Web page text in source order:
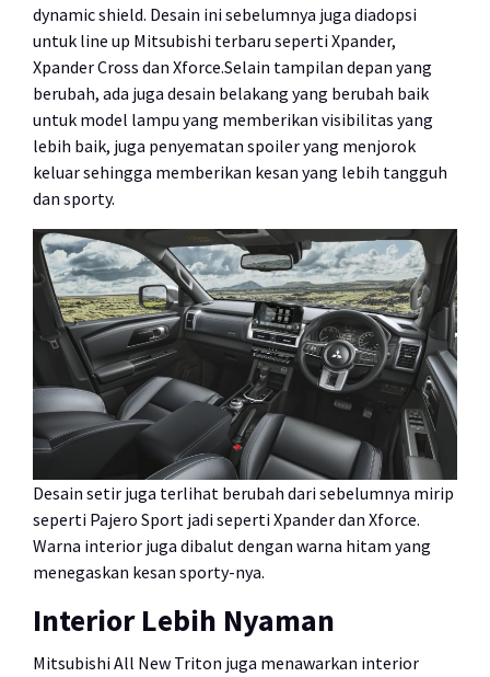
dynamic shield. Desain ini sebelumnya juga diadopsi
untuk line up Mitsubishi terbaru seperti Xpander,
Xpander Cross dan Xforce.Selain tampilan depan yang
berubah, ada juga desain belakang yang berubah baik
untuk model lampu yang memberikan visibilitas yang
lebih baik, juga penyematan spoiler yang menjorok
keluar sehingga memberikan kesan yang lebih tangguh
dan sporty.
Desain setir juga terlihat berubah dari sebelumnya mirip
seperti Pajero Sport jadi seperti Xpander dan Xforce.
Warna interior juga dibalut dengan warna hitam yang
menegaskan kesan sporty-nya.
Interior Lebih Nyaman
Mitsubishi All New Triton juga menawarkan interior